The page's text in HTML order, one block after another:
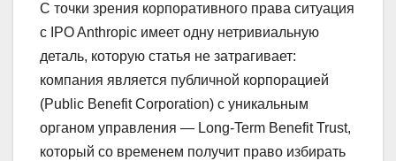
С точки зрения корпоративного права ситуация
с IPO Anthropic имеет одну нетривиальную
деталь, которую статья не затрагивает:
компания является публичной корпорацией
(Public Benefit Corporation) с уникальным
органом управления — Long-Term Benefit Trust,
который со временем получит право избирать